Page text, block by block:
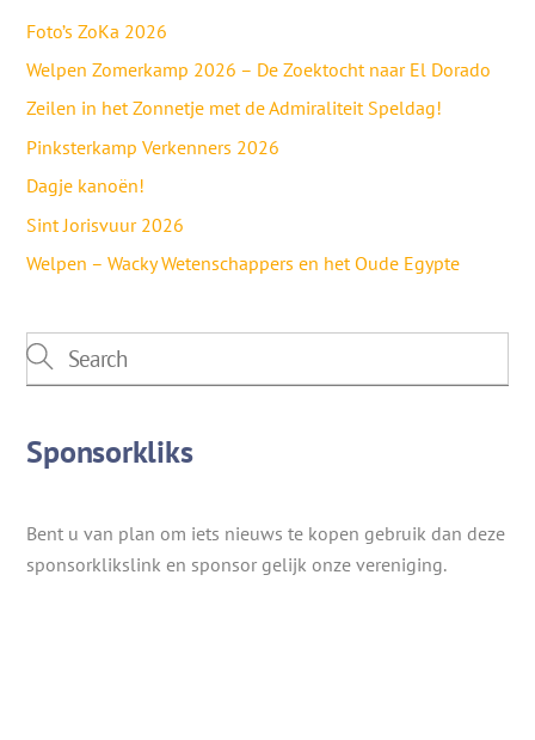
Foto’s ZoKa 2026
Welpen Zomerkamp 2026 – De Zoektocht naar El Dorado
Zeilen in het Zonnetje met de Admiraliteit Speldag!
Pinksterkamp Verkenners 2026
Dagje kanoën!
Sint Jorisvuur 2026
Welpen – Wacky Wetenschappers en het Oude Egypte
Sponsorkliks
Bent u van plan om iets nieuws te kopen gebruik dan deze
sponsorklikslink en sponsor gelijk onze vereniging.